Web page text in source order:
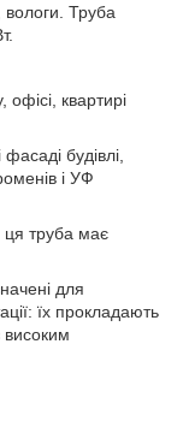
вологи. Труба
квартирі
будівлі,
і УФ
ця труба має
для
їх прокладають
високим